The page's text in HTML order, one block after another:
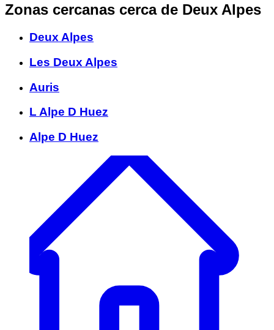
Zonas cercanas cerca de Deux Alpes
Deux Alpes
Les Deux Alpes
Auris
L Alpe D Huez
Alpe D Huez